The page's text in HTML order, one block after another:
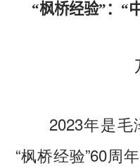
“枫桥经验”：“
2023年是毛
“枫桥经验”60周